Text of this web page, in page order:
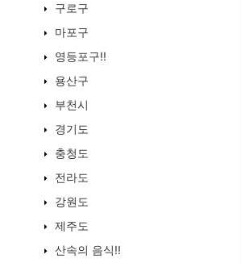
구로구
마포구
영등포구!!
용산구
부천시
경기도
충청도
전라도
강원도
제주도
산속의 음식!!